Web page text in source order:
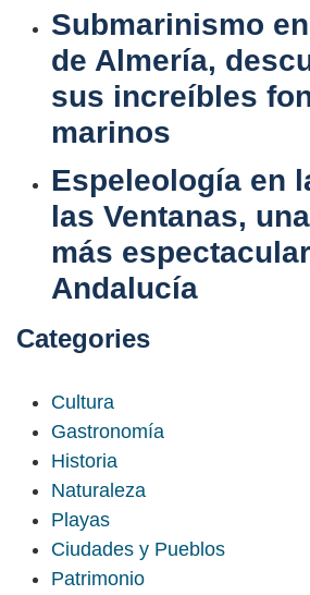
Submarinismo
de Almería,
sus increíbles
marinos
Espeleología en
las Ventanas,
más
Andalucía
Categories
Cultura
Gastronomía
Historia
Naturaleza
Playas
Ciudades y Pueblos
Patrimonio